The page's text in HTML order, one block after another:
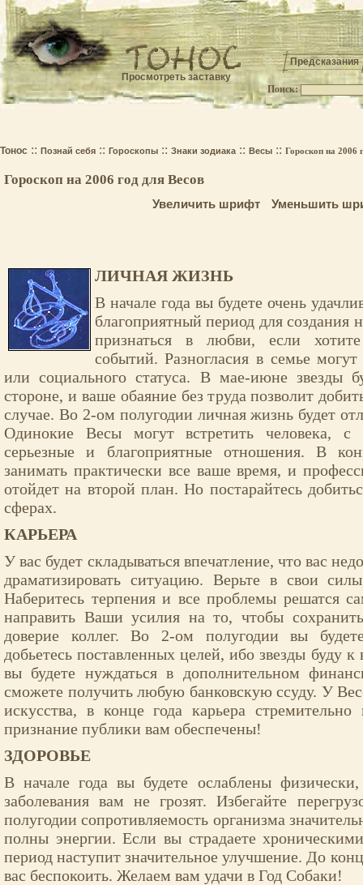
Предсказания
Поиск:
Тонос :: Познай себя :: Гороскопы :: Знаки зодиака :: Весы :: Гороскоп на 2006
Гороскоп на 2006 год для Весов
Увеличить шрифт Уменьшить
ЛИЧНАЯ ЖИЗНЬ
В начале года вы будете очень
благоприятный период для создания
признаться в любви, если
событий. Разногласия в семье могут
или социального статуса. В мае-июне звезды
стороне, и ваше обаяние без труда позволит
случае. Во 2-ом полугодии личная жизнь будет
Одинокие Весы могут встретить человека,
серьезные и благоприятные отношения. В
занимать практически все ваше время, и
отойдет на второй план. Но постарайтесь
сферах.
КАРЬЕРА
У вас будет складываться впечатление, что вас
драматизировать ситуацию. Верьте в свои
Наберитесь терпения и все проблемы решатся
направить Ваши усилия на то, чтобы
доверие коллег. Во 2-ом полугодии вы
добьетесь поставленных целей, ибо звезды буду
вы будете нуждаться в дополнительном
сможете получить любую банковскую ссуду. У
искусства, в конце года карьера
признание публики вам обеспечены!
ЗДОРОВЬЕ
В начале года вы будете ослаблены
заболевания вам не грозят. Избегайте
полугодии сопротивляемость организма
полны энергии. Если вы страдаете
период наступит значительное улучшение. До
вас беспокоить. Желаем вам удачи в Год Собаки!
Просмотреть заставку